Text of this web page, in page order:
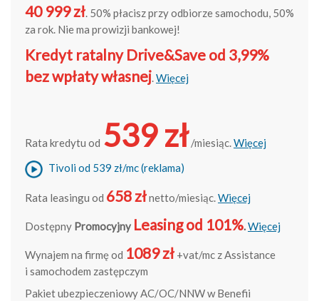
40 999 zł. 50% płacisz przy odbiorze samochodu, 50%
za rok. Nie ma prowizji bankowej!
Kredyt ratalny Drive&Save od 3,99%
bez wpłaty własnej.Więcej
Rata kredytu od 539 zł /miesiąc.Więcej
Tivoli od 539 zł/mc (reklama)
Rata leasingu od 658 złnetto/miesiąc.Więcej
Dostępny Promocyjny Leasing od 101%.Więcej
Wynajem na firmę od 1089 zł +vat/mc z Assistance
i samochodem zastępczym
Pakiet ubezpieczeniowy AC/OC/NNW w Benefii